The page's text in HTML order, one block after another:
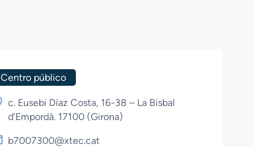
Centro público
c. Eusebi Díaz Costa, 16-38 – La Bisbal
d’Empordà. 17100 (Girona)
b7007300@xtec.cat